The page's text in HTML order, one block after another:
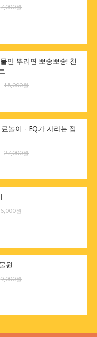
7,000원
만 뿌리면 뽀송뽀송! 천
18,000원
놀이 - EQ가 자라는 점
27,000원
6,000원
원
9,000원